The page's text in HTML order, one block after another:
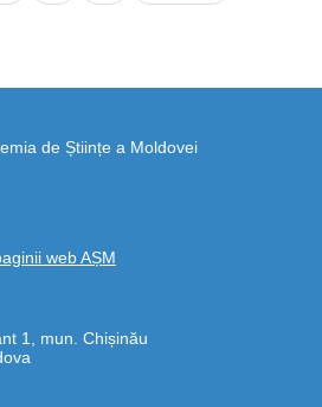
страницастраница
de Științe a Moldovei
web AȘM
1, mun. Chișinău